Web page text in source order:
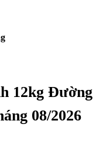
12kg Đường
08/2026